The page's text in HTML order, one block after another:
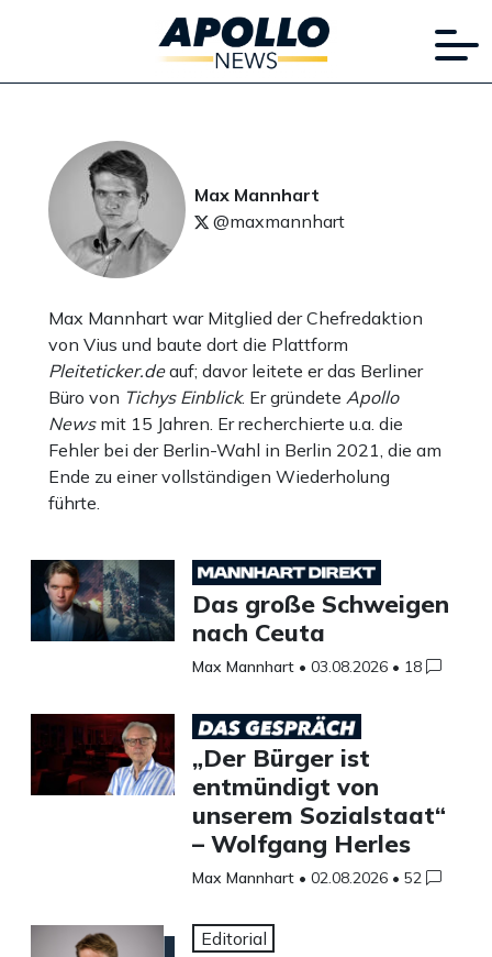
Max Mannhart
@maxmannhart
Max Mannhart war Mitglied der Chefredaktion
von Vius und baute dort die Plattform
Pleiteticker.deauf; davor leitete er das Berliner
Büro von Tichys Einblick. Er gründete Apollo
Newsmit 15 Jahren. Er recherchierte u.a. die
Fehler bei der Berlin-Wahl in Berlin 2021, die am
Ende zu einer vollständigen Wiederholung
führte.
Das große Schweigen
nach Ceuta
Max Mannhart • 03.08.2026 • 18
„Der Bürger ist
entmündigt von
unserem Sozialstaat“
– Wolfgang Herles
Max Mannhart • 02.08.2026 • 52
Editorial